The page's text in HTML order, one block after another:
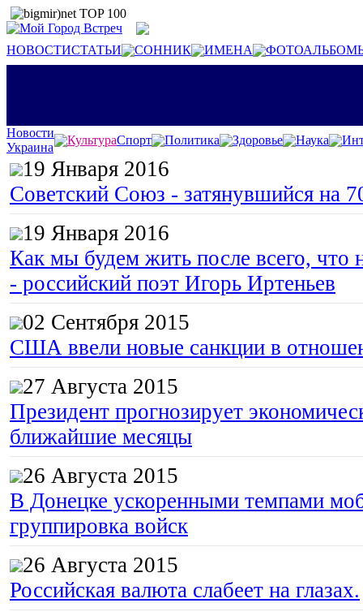
НОВОСТИСТАТЬИ СОННИК ИМЕНА
Новости
Украина
КультураСпорт Политика Здоровье Наука
19 Января 2016
Советский Союз - затянувшийся на
19 Января 2016
Как мы будем жить после всего, что
- российский поэт Игорь Иртеньев
02 Сентября 2015
США ввели новые санкции в
27 Августа 2015
Президент прогнозирует
ближайшие месяцы
26 Августа 2015
В Донецке ускоренными темпами
группировка войск
26 Августа 2015
Российская валюта слабеет на глазах.